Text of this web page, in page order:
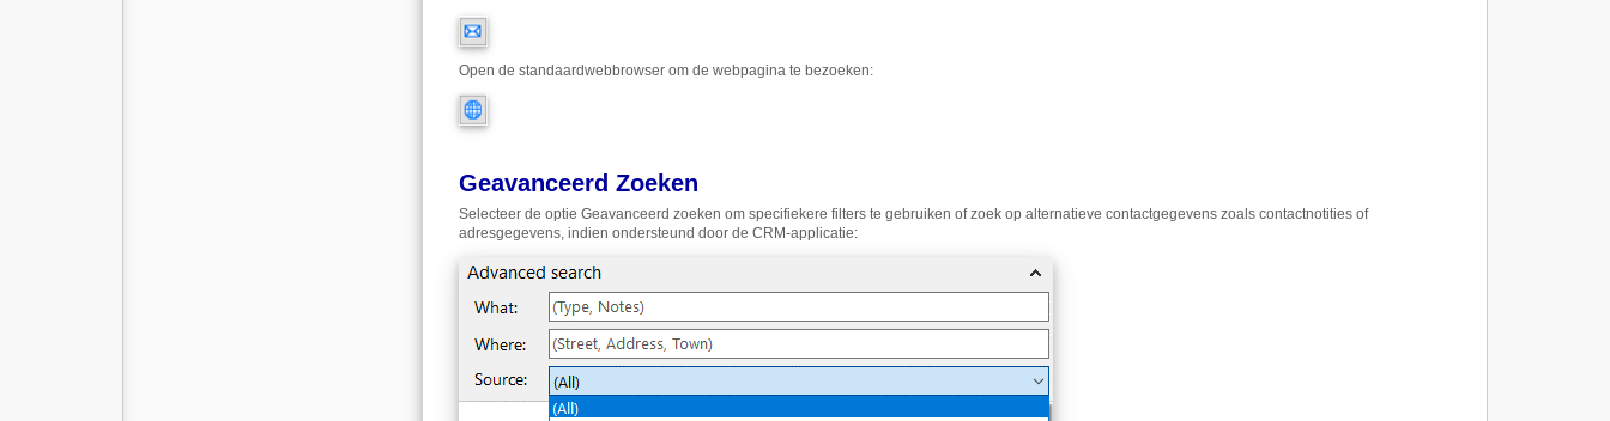
Open de standaardwebbrowser om de webpagina te bezoeken:
Geavanceerd Zoeken
Selecteer de optie Geavanceerd zoeken om specifiekere filters te gebruiken of zoek op alternatieve contactgegevens zoals contactnotities of
adresgegevens, indien ondersteund door de CRM-applicatie: